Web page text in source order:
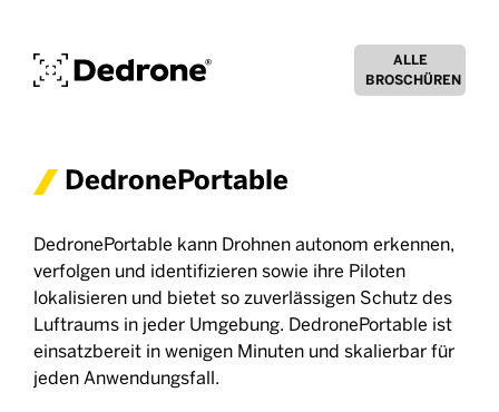
ALLE
BROSCHÜREN
DedronePortable
DedronePortable kann Drohnen autonom erkennen,
verfolgen und identifizieren sowie ihre Piloten
lokalisieren und bietet so zuverlässigen Schutz des
Luftraums in jeder Umgebung. DedronePortable ist
einsatzbereit in wenigen Minuten und skalierbar für
jeden Anwendungsfall.